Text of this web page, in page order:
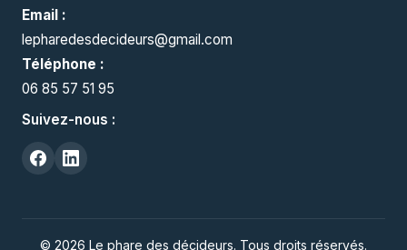
Email :
lepharedesdecideurs@gmail.com
Téléphone :
06 85 57 51 95
Suivez-nous :
© 2026 Le phare des décideurs. Tous droits réservés.